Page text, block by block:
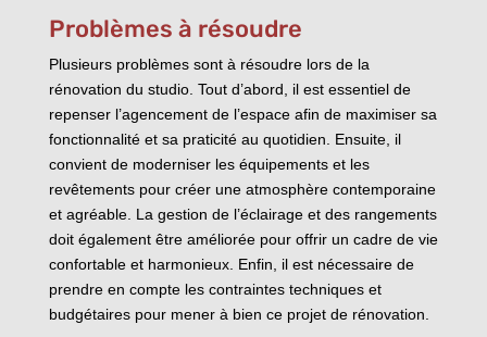
Problèmes à résoudre
Plusieurs problèmes sont à résoudre lors de la
rénovation du studio. Tout d’abord, il est essentiel de
repenser l’agencement de l’espace afin de maximiser sa
fonctionnalité et sa praticité au quotidien. Ensuite, il
convient de moderniser les équipements et les
revêtements pour créer une atmosphère contemporaine
et agréable. La gestion de l’éclairage et des rangements
doit également être améliorée pour offrir un cadre de vie
confortable et harmonieux. Enfin, il est nécessaire de
prendre en compte les contraintes techniques et
budgétaires pour mener à bien ce projet de rénovation.